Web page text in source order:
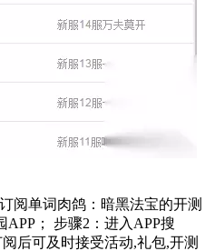
阅单词肉鸽：暗黑法宝的开测
； 步骤2：进入APP搜
后可及时接受活动,礼包,开测